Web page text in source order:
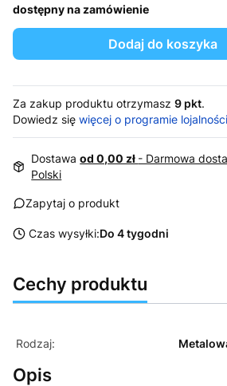
dostępny na zamówienie
Dodaj do koszyka
Za zakup produktu otrzymasz 9 pkt.
Dowiedz się więcej o programie
Dostawaod 0,00 zł - Darmowa
Polski
Zapytaj o produkt
Czas wysyłki:Do 4 tygodni
Cechy produktu
Rodzaj:
Opis